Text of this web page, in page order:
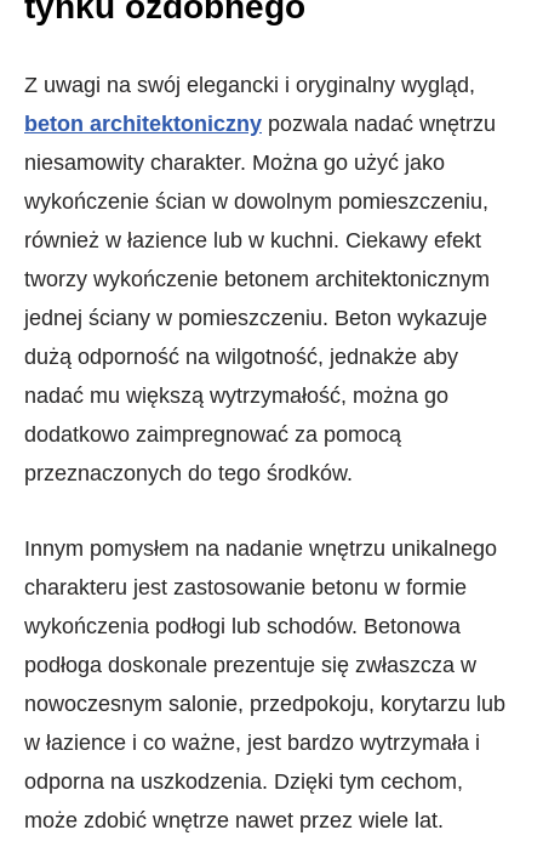
Z uwagi na swój elegancki i oryginalny wygląd,
beton architektoniczny pozwala nadać wnętrzu
niesamowity charakter. Można go użyć jako
wykończenie ścian w dowolnym pomieszczeniu,
również w łazience lub w kuchni. Ciekawy efekt
tworzy wykończenie betonem architektonicznym
jednej ściany w pomieszczeniu. Beton wykazuje
dużą odporność na wilgotność, jednakże aby
nadać mu większą wytrzymałość, można go
dodatkowo zaimpregnować za pomocą
przeznaczonych do tego środków.
Innym pomysłem na nadanie wnętrzu unikalnego
charakteru jest zastosowanie betonu w formie
wykończenia podłogi lub schodów. Betonowa
podłoga doskonale prezentuje się zwłaszcza w
nowoczesnym salonie, przedpokoju, korytarzu lub
w łazience i co ważne, jest bardzo wytrzymała i
odporna na uszkodzenia. Dzięki tym cechom,
może zdobić wnętrze nawet przez wiele lat.